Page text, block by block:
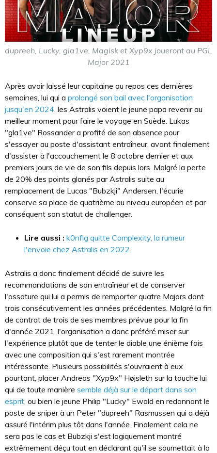
dupreeh, Lucky, gla1ve, Magisk et Xyp9x joueront au PGL
Major 2021
Après avoir laissé leur capitaine au repos ces dernières
semaines, lui qui a prolongé son bail avec l'organisation
jusqu'en 2024, les Astralis voient le jeune papa revenir au
meilleur moment pour faire le voyage en Suède. Lukas
"⁠gla1ve⁠" Rossander a profité de son absence pour
s'essayer au poste d'assistant entraîneur, avant finalement
d'assister à l'accouchement le 8 octobre dernier et aux
premiers jours de vie de son fils depuis lors. Malgré la perte
de 20% des points glanés par Astralis suite au
remplacement de Lucas "Bubzkji" Andersen, l'écurie
conserve sa place de quatrième au niveau européen et par
conséquent son statut de challenger.
Lire aussi : k0nfig quitte Complexity, la rumeur
l'envoie chez Astralis en 2022
Astralis a donc finalement décidé de suivre les
recommandations de son entraîneur et de conserver
l'ossature qui lui a permis de remporter quatre Majors dont
trois consécutivement les années précédentes. Malgré la fin
de contrat de trois de ses membres prévue pour la fin
d'année 2021, l'organisation a donc préféré miser sur
l'expérience plutôt que de tenter le diable une énième fois
avec une composition qui s'est rarement montrée
intéressante. Plusieurs possibilités s'ouvraient à eux
pourtant, placer Andreas "⁠Xyp9x⁠" Højsleth sur la touche lui
qui de toute manière semble déjà sur le départ dans son
esprit, ou bien le jeune Philip "Lucky" Ewald en redonnant le
poste de sniper à un Peter "dupreeh" Rasmussen qui a déjà
assuré l'intérim plus tôt dans l'année. Finalement cela ne
sera pas le cas et Bubzkji s'est logiquement montré
extrêmement déçu tout en déclarant qu'il se soumettait à la